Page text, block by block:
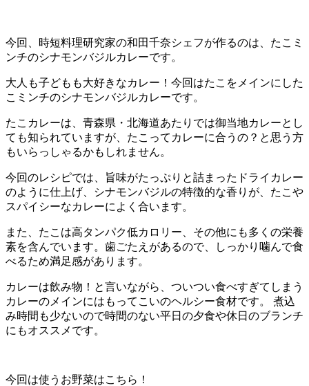
今回、時短料理研究家の和田千奈シェフが作るのは、たこミ
ンチのシナモンバジルカレーです。
大人も子どもも大好きなカレー！今回はたこをメインにした
こミンチのシナモンバジルカレーです。
たこカレーは、青森県・北海道あたりでは御当地カレーとし
ても知られていますが、たこってカレーに合うの？と思う方
もいらっしゃるかもしれません。
今回のレシピでは、旨味がたっぷりと詰まったドライカレー
のように仕上げ、シナモンバジルの特徴的な香りが、たこや
スパイシーなカレーによく合います。
また、たこは高タンパク低カロリー、その他にも多くの栄養
素を含んでいます。歯ごたえがあるので、しっかり噛んで食
べるため満足感があります。
カレーは飲み物！と言いながら、ついつい食べすぎてしまう
カレーのメインにはもってこいのヘルシー食材です。 煮込
み時間も少ないので時間のない平日の夕食や休日のブランチ
にもオススメです。
今回は使うお野菜はこちら！